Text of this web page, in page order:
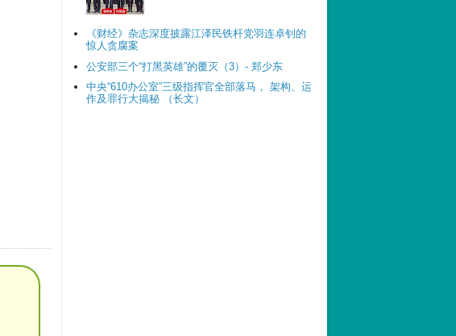
《财经》杂志深度披露江泽民铁杆党羽连卓钊的
惊人贪腐案
公安部三个“打黑英雄”的覆灭（3）- 郑少东
中央“610办公室”三级指挥官全部落马， 架构、运
作及罪行大揭秘 （长文）